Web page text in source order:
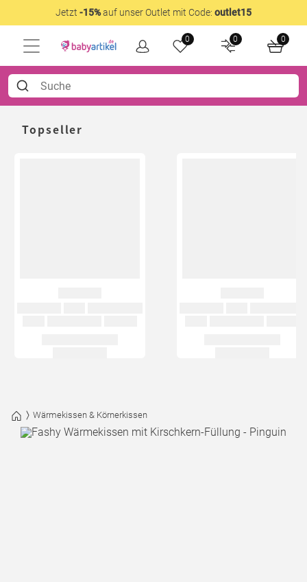
Jetzt -15%auf unser Outlet mit Code: outlet15
0 0 0
Topseller
Wärmekissen & Körnerkissen